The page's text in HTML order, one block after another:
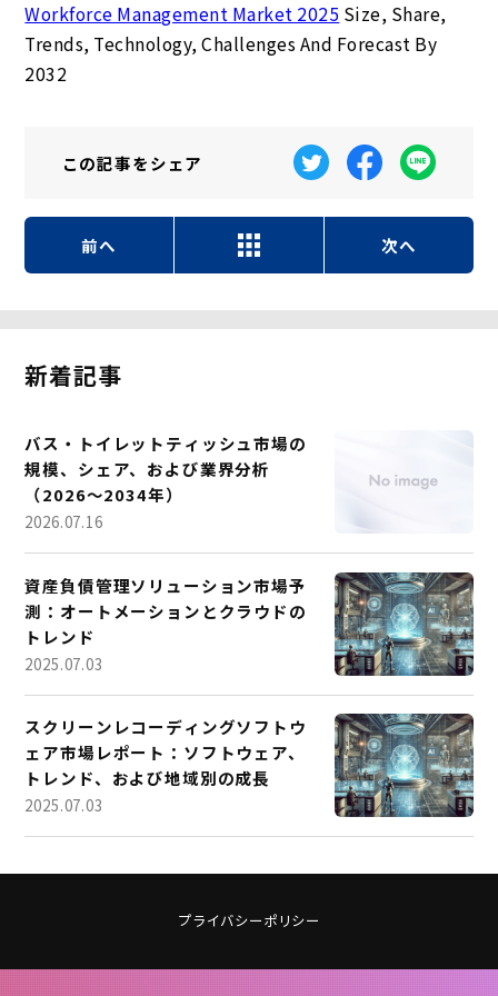
Workforce Management Market 2025 Size, Share,
Trends, Technology, Challenges And Forecast By
2032
この記事をシェア
前へ 次へ
新着記事
バス・トイレットティッシュ市場の
規模、シェア、および業界分析
（2026～2034年）
2026.07.16
資産負債管理ソリューション市場予
測：オートメーションとクラウドの
トレンド
2025.07.03
スクリーンレコーディングソフトウ
ェア市場レポート：ソフトウェア、
トレンド、および地域別の成長
2025.07.03
プライバシーポリシー